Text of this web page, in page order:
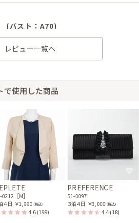
(バスト：A70)
結婚式 (友人として)
ざ下でした。 とてもよかったです。
ストーン
結婚式 (友人として)
ざ丈でした。 親族の結婚式できちんとした衣
ていただきました。 どの商品もきれいな状態
ありがとうございました。 返却が少し面倒感
法も詳しく説明されており、助かりました。
ったです。 ありがとうございました。
レビュー一覧へ
で使用した商品
［M］
４日 ￥1,990 (税込)
4.6(199)
PREFERENCE
51-0097
３泊４日 ￥3,000 (税込)
4.4(18)